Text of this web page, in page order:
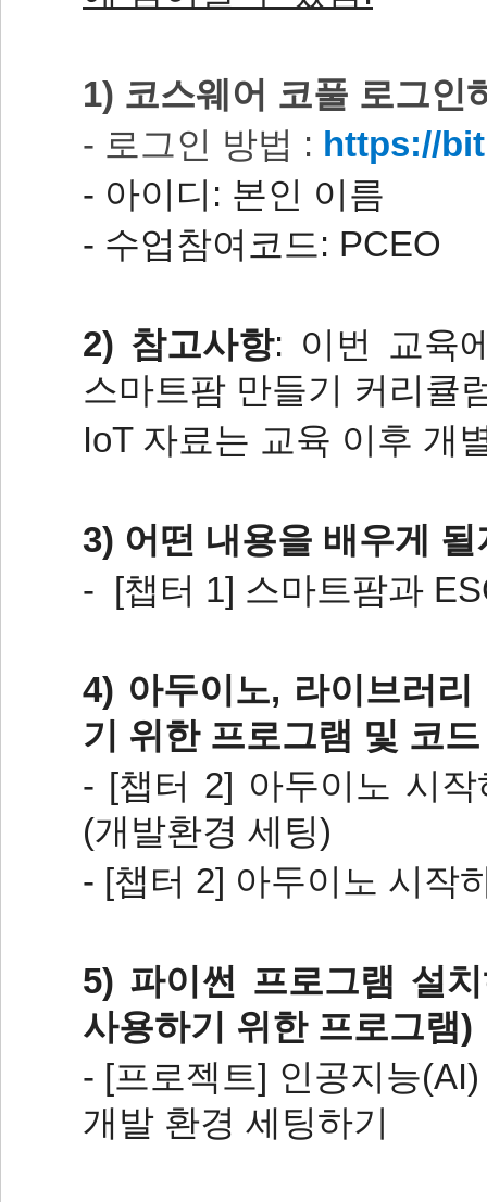
1) 코스웨어 코풀 로그인
- 로그인 방법 : https://
- 아이디: 본인 이름
- 수업참여코드: PCEO
2) 참고사항: 이번 교육
스마트팜 만들기
커리큘
IoT 자료는 교육 이후 개
3) 어떤 내용을 배우게
- [챕터 1] 스마트팜과
4) 아두이노, 라이브러
기 위한 프로그램 및 코
- [챕터 2] 아두이노 시
(개발환경 세팅)
- [챕터 2] 아두이노 시작
5) 파이썬 프로그램 설
사용하기 위한 프로그램)
- [프로젝트] 인공지능
개발 환경 세팅하기